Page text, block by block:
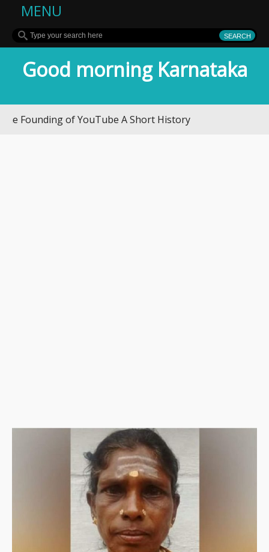
MENU
Good morning Karnataka
of YouTube A Short History